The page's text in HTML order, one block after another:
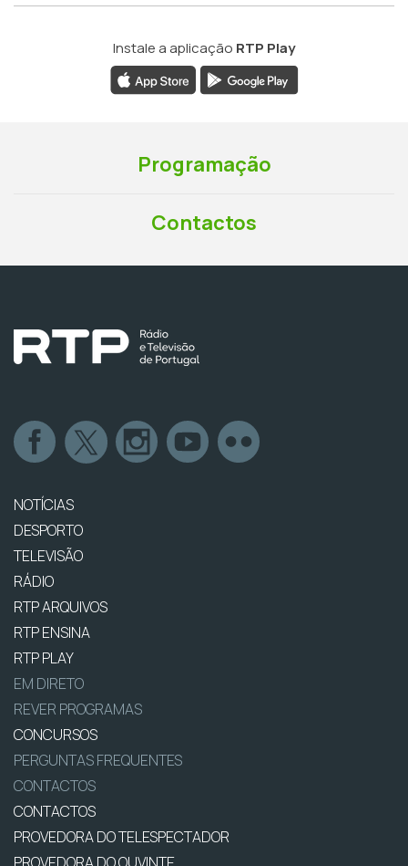
Instale a aplicação RTP Play
Programação
Contactos
NOTÍCIAS
DESPORTO
TELEVISÃO
RÁDIO
RTP ARQUIVOS
RTP ENSINA
RTP PLAY
EM DIRETO
REVER PROGRAMAS
CONCURSOS
PERGUNTAS FREQUENTES
CONTACTOS
CONTACTOS
PROVEDORA DO TELESPECTADOR